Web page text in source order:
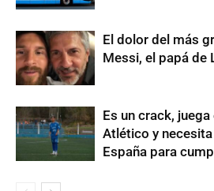
El dolor del más
Messi, el papá de
Es un crack,
Atlético y
España para